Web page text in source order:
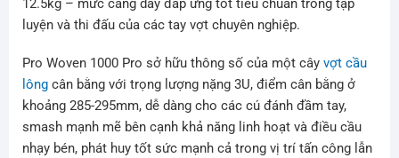
12.5kg – mức căng dây đáp ứng tốt tiêu chuẩn trong tập
luyện và thi đấu của các tay vợt chuyên nghiệp.
Pro Woven 1000 Pro sở hữu thông số của một cây vợt cầu
lôngcân bằng với trọng lượng nặng 3U, điểm cân bằng ở
khoảng 285-295mm, dễ dàng cho các cú đánh đầm tay,
smash mạnh mẽ bên cạnh khả năng linh hoạt và điều cầu
nhạy bén, phát huy tốt sức mạnh cả trong vị trí tấn công lẫn